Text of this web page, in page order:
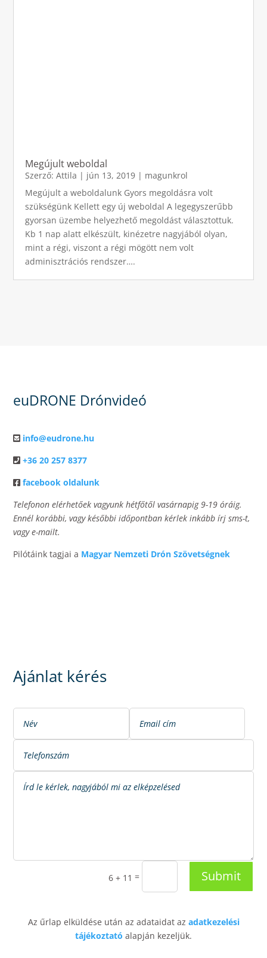
Megújult weboldal
Szerző:Attila | jún 13, 2019 | magunkrol
Megújult a weboldalunk Gyors megoldásra volt
szükségünk Kellett egy új weboldal A legegyszerűbb
gyorsan üzembe helyezhető megoldást választottuk.
Kb 1 nap alatt elkészült, kinézetre nagyjából olyan,
mint a régi, viszont a régi mögött nem volt
adminisztrációs rendszer….
euDRONE Drónvideó
info@eudrone.hu
+36 20 257 8377
facebook oldalunk
Telefonon elérhetőek vagyunk hétfőtől vasárnapig 9-19 óráig.
Ennél korábbi, vagy későbbi időpontban kérlek inkább írj sms-t,
vagy e-mailt.
Pilótáink tagjai a Magyar Nemzeti Drón Szövetségnek
Ajánlat kérés
6 + 11 = Submit
Az űrlap elküldése után az adataidat az adatkezelési
tájékoztató alapján kezeljük.